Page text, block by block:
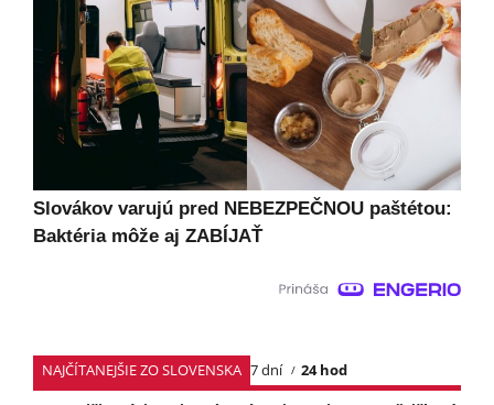
Slovákov varujú pred NEBEZPEČNOU paštétou:
Baktéria môže aj ZABÍJAŤ
NAJČÍTANEJŠIE ZO SLOVENSKA 7 dní
24 hod